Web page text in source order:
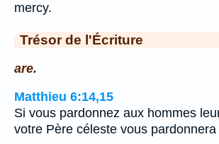
mercy.
Trésor de l'Écriture
are.
Matthieu 6:14,15
Si vous pardonnez aux hommes
votre Père céleste vous